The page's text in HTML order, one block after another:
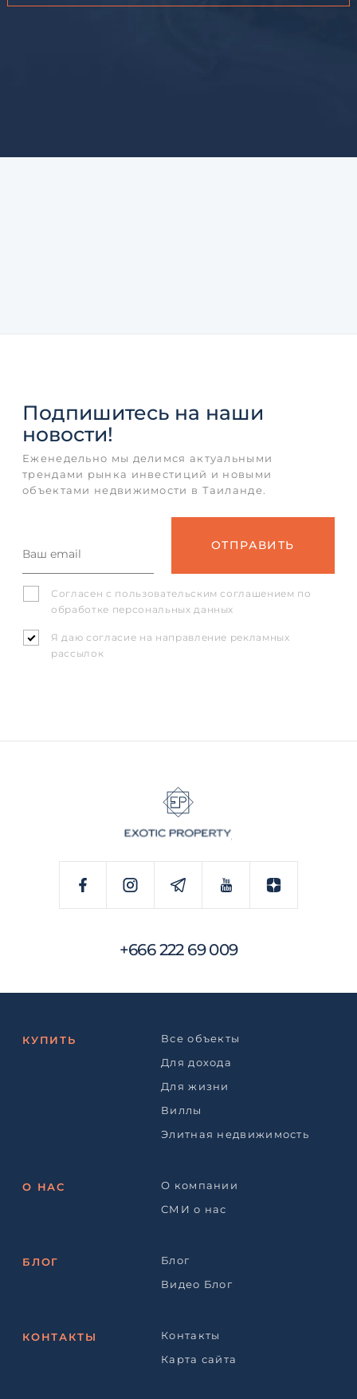
Подпишитесь на наши
новости!
Еженедельно мы делимся актуальными
трендами рынка инвестиций и новыми
объектами недвижимости в Таиланде.
Согласен с пользовательским соглашением по
обработке персональных данных
Я даю согласие на направление рекламных
рассылок
+666 222 69 009
КУПИТЬ
Все объекты
Для дохода
Для жизни
Виллы
Элитная недвижимость
О НАС
О компании
СМИ о нас
БЛОГ
Блог
Видео Блог
КОНТАКТЫ
Контакты
Карта сайта